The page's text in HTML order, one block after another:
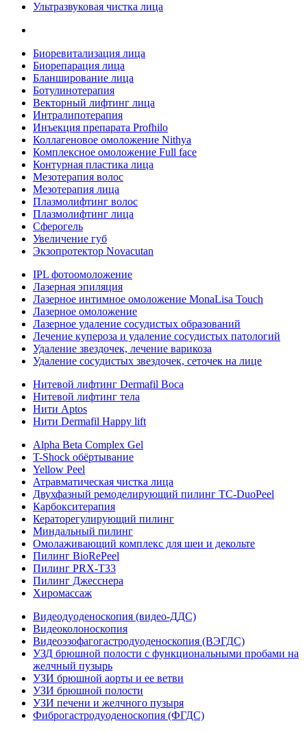
Ультразвуковая чистка лица
Биоревитализация лица
Биорепарация лица
Бланширование лица
Ботулинотерапия
Векторный лифтинг лица
Интралипотерапия
Инъекция препарата Profhilo
Коллагеновое омоложение Nithya
Комплексное омоложение Full face
Контурная пластика лица
Мезотерапия волос
Мезотерапия лица
Плазмолифтинг волос
Плазмолифтинг лица
Сферогель
Увеличение губ
Экзопротектор Novacutan
IPL фотоомоложение
Лазерная эпиляция
Лазерное интимное омоложение MonaLisa Touch
Лазерное омоложение
Лазерное удаление сосудистых образований
Лечение купероза и удаление сосудистых патологий
Удаление звездочек, лечение варикоза
Удаление сосудистых звездочек, сеточек на лице
Нитевой лифтинг Dermafil Boca
Нитевой лифтинг тела
Нити Aptos
Нити Dermafil Happy lift
Alpha Beta Complex Gel
T-Shock обёртывание
Yellow Peel
Атравматическая чистка лица
Двухфазный ремоделирующий пилинг TC-DuoPeel
Карбокситерапия
Кераторегулирующий пилинг
Миндальный пилинг
Омолаживающий комплекс для шеи и декольте
Пилинг BioRePeel
Пилинг PRX-T33
Пилинг Джесснера
Хиромассаж
Видеодуоденоскопия (видео-ДДС)
Видеоколоноскопия
Видеоэзофагогастродуоденоскопия (ВЭГДС)
УЗД брюшной полости с функциональными пробами на
желчный пузырь
УЗИ брюшной аорты и ее ветви
УЗИ брюшной полости
УЗИ печени и желчного пузыря
Фиброгастродуоденоскопия (ФГДС)